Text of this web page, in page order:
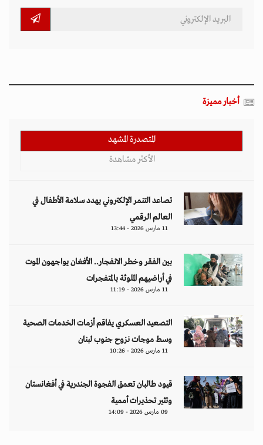
أخبار مميزة
المتصدرة المشهد
الأكثر مشاهدة
تصاعد التنمر الإلكتروني يهدد سلامة الأطفال في
العالم الرقمي
11 مارس 2026 - 13:44
بين الفقر وخطر الانفجار.. الأفغان يواجهون الموت
في أراضيهم الملوثة بالمتفجرات
11 مارس 2026 - 11:19
التصعيد العسكري يفاقم أزمات الخدمات الصحية
وسط موجات نزوح جنوب لبنان
11 مارس 2026 - 10:26
قيود طالبان تعمق الفجوة الجندرية في أفغانستان
وتثير تحذيرات أممية
09 مارس 2026 - 14:09